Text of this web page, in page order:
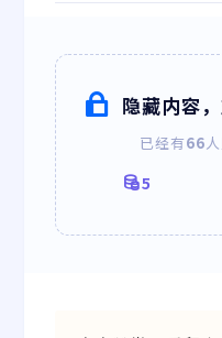
隐藏内容
已经有66
5